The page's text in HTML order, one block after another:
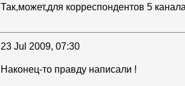
Так,может,для корреспондентов 5
23 Jul 2009, 07:30
Наконец-то правду написали !